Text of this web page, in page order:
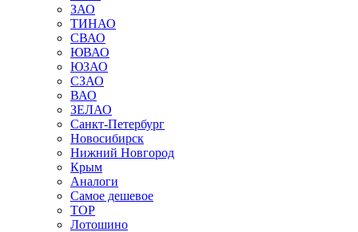
ЗАО
ТИНАО
СВАО
ЮВАО
ЮЗАО
СЗАО
ВАО
ЗЕЛАО
Санкт-Петербург
Новосибирск
Нижний Новгород
Крым
Аналоги
Самое дешевое
TOP
Лотошино